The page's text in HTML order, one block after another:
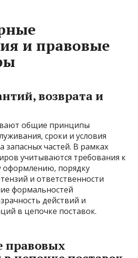
и правовые
возврата и
общие принципы
сроки и условия
запасных частей. В рамках
учитываются требования к
оформлению, порядку
и ответственности
формальностей
действий и
в цепочке поставок.
правовых